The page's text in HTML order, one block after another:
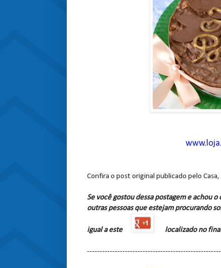
Confira o post original publicado pelo
Se você gostou dessa postagem e achou
outras pessoas que estejam procurando
igual a este localizado no